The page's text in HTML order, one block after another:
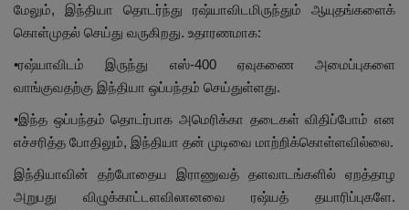
மேலும், இந்தியா தொடர்ந்து ரஷ்யாவிடமிருந்தும் ஆயுதங்களைக்
கொள்முதல் செய்து வருகிறது. உதாரணமாக:
•ரஷ்யாவிடம் இருந்து எஸ்-400 ஏவுகணை அமைப்புகளை
வாங்குவதற்கு இந்தியா ஒப்பந்தம் செய்துள்ளது.
•இந்த ஒப்பந்தம் தொடர்பாக அமெரிக்கா தடைகள் விதிப்போம் என
எச்சரித்த போதிலும், இந்தியா தன் முடிவை மாற்றிக்கொள்ளவில்லை.
இந்தியாவின் தற்போதைய இராணுவத் தளவாடங்களில் ஏறத்தாழ
அறுபது விழுக்காட்டளவிலானவை ரஷ்யத் தயாரிப்புகளே.